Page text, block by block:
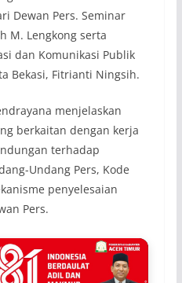
Dewan Pers. Seminar
M. Lengkong serta
dan Komunikasi Publik
Bekasi, Fitrianti Ningsih.
menjelaskan
berkaitan dengan kerja
terhadap
Undang Pers, Kode
penyelesaian
Pers.